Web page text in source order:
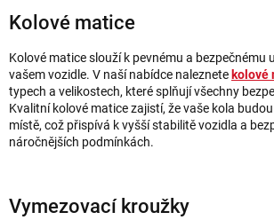
Kolové matice
Kolové matice slouží k pevnému a bezpečnému
vašem vozidle. V naší nabídce naleznete kolové
typech a velikostech, které splňují všechny
Kvalitní kolové matice zajistí, že vaše kola
místě, což přispívá k vyšší stabilitě vozidla a
náročnějších podmínkách.
Vymezovací kroužky